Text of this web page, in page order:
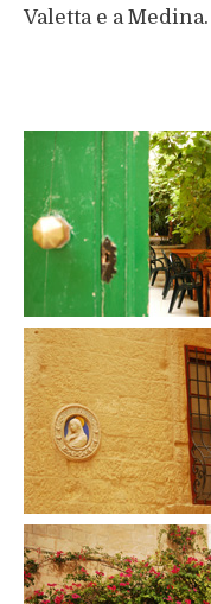
Valetta e a Medina.